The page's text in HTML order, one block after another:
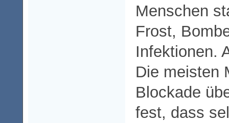
Menschen
Frost,
Infektionen.
Die meisten
Blockade
fest, dass